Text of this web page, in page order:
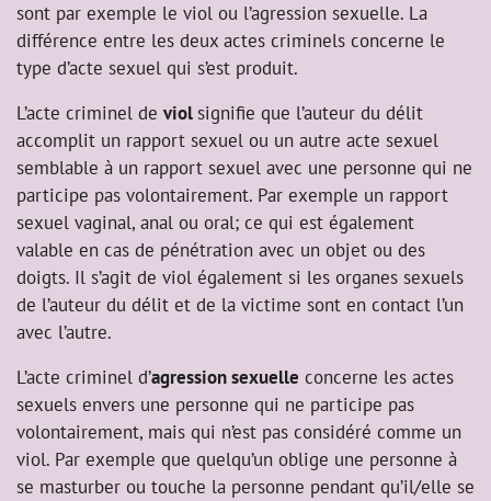
sont par exemple le viol ou l’agression sexuelle. La
différence entre les deux actes criminels concerne le
type d’acte sexuel qui s’est produit.
L’acte criminel de violsignifie que l’auteur du délit
accomplit un rapport sexuel ou un autre acte sexuel
semblable à un rapport sexuel avec une personne qui ne
participe pas volontairement. Par exemple un rapport
sexuel vaginal, anal ou oral; ce qui est également
valable en cas de pénétration avec un objet ou des
doigts. Il s’agit de viol également si les organes sexuels
de l’auteur du délit et de la victime sont en contact l’un
avec l’autre.
L’acte criminel d’agression sexuelle concerne les actes
sexuels envers une personne qui ne participe pas
volontairement, mais qui n’est pas considéré comme un
viol. Par exemple que quelqu’un oblige une personne à
se masturber ou touche la personne pendant qu’il/elle se